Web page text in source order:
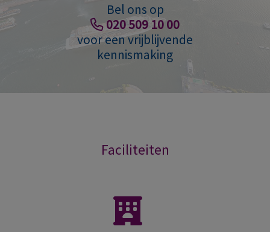
Bel ons op
020 509 10 00
voor een vrijblijvende
kennismaking
Faciliteiten